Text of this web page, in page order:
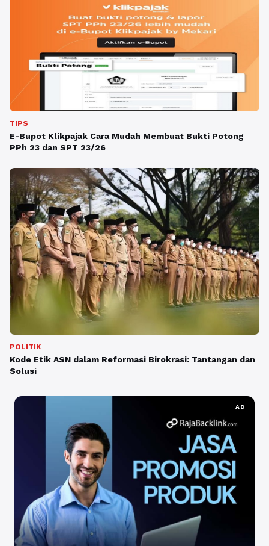
TIPS
E-Bupot Klikpajak Cara Mudah Membuat Bukti Potong
PPh 23 dan SPT 23/26
POLITIK
Kode Etik ASN dalam Reformasi Birokrasi: Tantangan dan
Solusi
AD